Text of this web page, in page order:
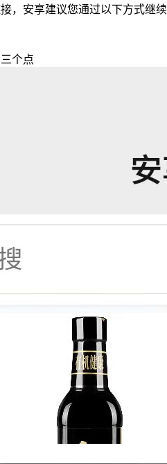
，安享建议您通过以下方式继续
个点